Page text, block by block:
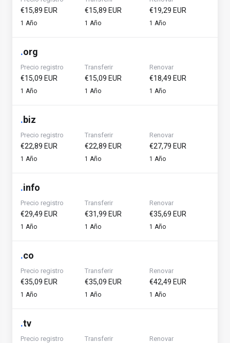
€15,89 EUR
1 Año
€15,89 EUR
1 Año
€19,29 EUR
1 Año
.org
Precio registro
€15,09 EUR
1 Año
Transferir
€15,09 EUR
1 Año
Renovar
€18,49 EUR
1 Año
.biz
Precio registro
€22,89 EUR
1 Año
Transferir
€22,89 EUR
1 Año
Renovar
€27,79 EUR
1 Año
.info
Precio registro
€29,49 EUR
1 Año
Transferir
€31,99 EUR
1 Año
Renovar
€35,69 EUR
1 Año
.co
Precio registro
€35,09 EUR
1 Año
Transferir
€35,09 EUR
1 Año
Renovar
€42,49 EUR
1 Año
.tv
Precio registro Transferir Renovar